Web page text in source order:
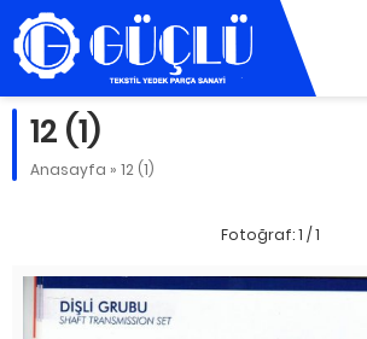
12 (1)
Anasayfa » 12 (1)
Fotoğraf: 1 / 1